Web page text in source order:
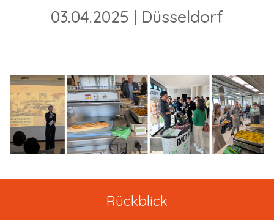
03.04.2025 | Düsseldorf
Rückblick